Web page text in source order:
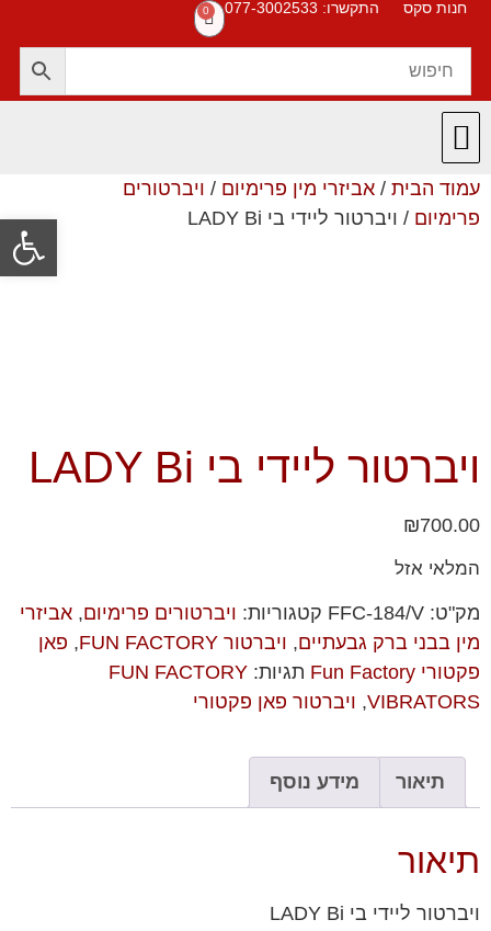
חנות סקס התקשרו: 077-3002533 0
עמוד הבית / אביזרי מין פרימיום / ויברטורים
פרימיום / ויברטור ליידי בי LADY Bi
ויברטור ליידי בי LADY Bi
₪700.00
המלאי אזל
מק"ט: FFC-184/V קטגוריות: ויברטורים פרימיום, אביזרי
מין בבני ברק גבעתיים, ויברטור FUN FACTORY , פאן
פקטורי Fun Factory
תגיות: FUN FACTORY
VIBRATORS
, ויברטור פאן פקטורי
תיאור מידע נוסף
תיאור
ויברטור ליידי בי LADY Bi
פתח